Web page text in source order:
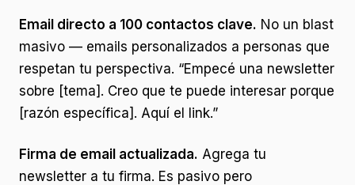
Email directo a 100 contactos clave. No un blast
masivo — emails personalizados a personas que
respetan tu perspectiva. “Empecé una newsletter
sobre [tema]. Creo que te puede interesar porque
[razón específica]. Aquí el link.”
Firma de email actualizada. Agrega tu
newsletter a tu firma. Es pasivo pero